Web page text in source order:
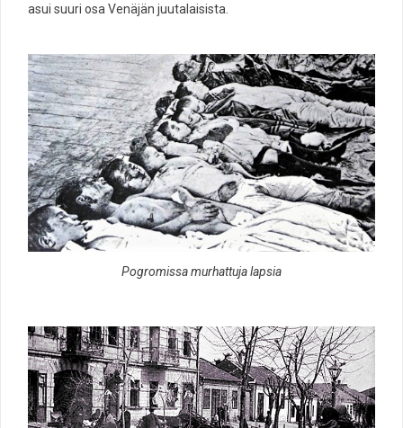
asui suuri osa Venäjän juutalaisista.
Pogromissa murhattuja lapsia